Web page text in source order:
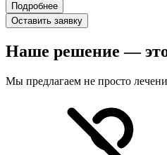
Подробнее
Оставить заявку
Наше решение —
Мы предлагаем не просто